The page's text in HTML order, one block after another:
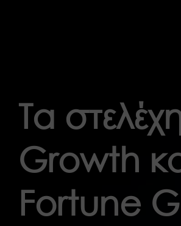
Τα
Growth
Fortune